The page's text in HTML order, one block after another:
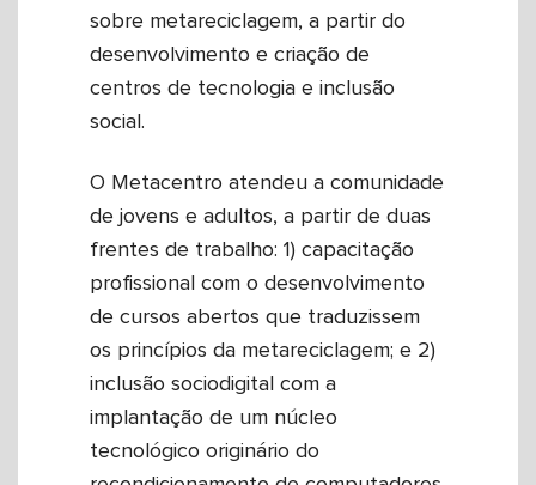
sobre metareciclagem, a partir do
desenvolvimento e criação de
centros de tecnologia e inclusão
social.
O Metacentro atendeu a comunidade
de jovens e adultos, a partir de duas
frentes de trabalho: 1) capacitação
profissional com o desenvolvimento
de cursos abertos que traduzissem
os princípios da metareciclagem; e 2)
inclusão sociodigital com a
implantação de um núcleo
tecnológico originário do